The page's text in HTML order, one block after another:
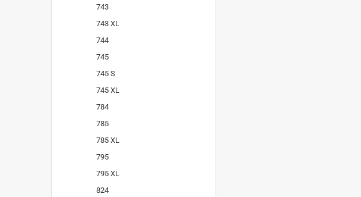
743
743 XL
744
745
745 S
745 XL
784
785
785 XL
795
795 XL
824